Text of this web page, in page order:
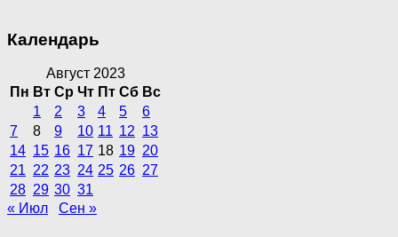
Календарь
Август 2023
Пн Вт Ср Чт Пт Сб Вс
1
2 3 4 5
6
7
8 9 10 11 12 13
14 15 16 17 18 19 20
21 22 23 24 25 26 27
28 29 30 31
« Июл
Сен »